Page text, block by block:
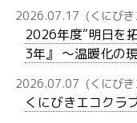
2026.07.17 (くにび
2026年度“明日を
3年』 ～温暖化の
2026.07.07 (くにび
くにびきエコクラ